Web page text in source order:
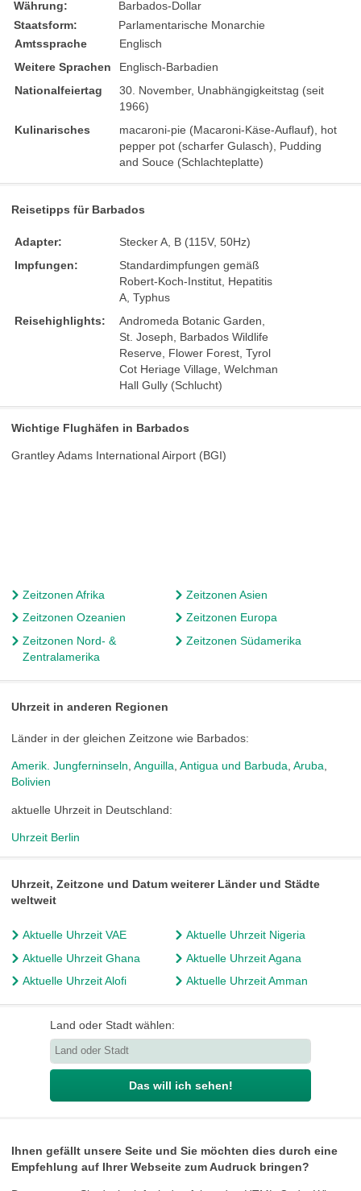
Währung:
Barbados-Dollar
Staatsform:
Parlamentarische Monarchie
Amtssprache
Englisch
Weitere Sprachen
Englisch-Barbadien
Nationalfeiertag
30. November, Unabhängigkeitstag (seit
1966)
Kulinarisches
macaroni-pie (Macaroni-Käse-Auflauf), hot
pepper pot (scharfer Gulasch), Pudding
and Souce (Schlachteplatte)
Reisetipps für Barbados
Adapter:
Stecker A, B (115V, 50Hz)
Impfungen:
Standardimpfungen gemäß
Robert-Koch-Institut, Hepatitis
A, Typhus
Reisehighlights:
Andromeda Botanic Garden,
St. Joseph, Barbados Wildlife
Reserve, Flower Forest, Tyrol
Cot Heriage Village, Welchman
Hall Gully (Schlucht)
Wichtige Flughäfen in Barbados
Grantley Adams International Airport (BGI)
Zeitzonen Afrika
Zeitzonen Asien
Zeitzonen Ozeanien
Zeitzonen Europa
Zeitzonen Nord- &
Zentralamerika
Zeitzonen Südamerika
Uhrzeit in anderen Regionen
Länder in der gleichen Zeitzone wie Barbados:
Amerik. Jungferninseln,Anguilla,Antigua und Barbuda,Aruba,
Bolivien
aktuelle Uhrzeit in Deutschland:
Uhrzeit Berlin
Uhrzeit, Zeitzone und Datum weiterer Länder und Städte
weltweit
Aktuelle Uhrzeit VAE
Aktuelle Uhrzeit Nigeria
Aktuelle Uhrzeit Ghana
Aktuelle Uhrzeit Agana
Aktuelle Uhrzeit Alofi
Aktuelle Uhrzeit Amman
Land oder Stadt wählen:
Das will ich sehen!
Ihnen gefällt unsere Seite und Sie möchten dies durch eine
Empfehlung auf Ihrer Webseite zum Audruck bringen?